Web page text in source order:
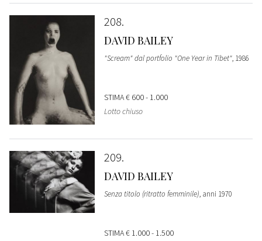
208
DAVID BAILEY
"Scream" dal portfolio "One Year in Tibet", 1986
STIMA€ 600 - 1.000
Lotto chiuso
209
DAVID BAILEY
Senza titolo (ritratto femminile), anni 1970
STIMA€ 1.000 - 1.500